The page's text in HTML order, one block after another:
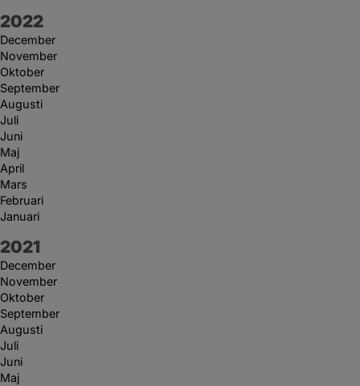
År:
2022
December
November
Oktober
September
Augusti
Juli
Juni
Maj
April
Mars
Februari
Januari
År:
2021
December
November
Oktober
September
Augusti
Juli
Juni
Maj